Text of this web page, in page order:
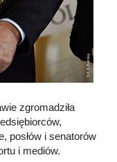
zgromadziła
posłów i senatorów
i mediów.